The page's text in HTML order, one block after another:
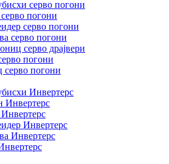
серво погони
погони
серво погони
серво погони
серво драјвери
погони
серво погони
Инвертерс
Инвертерс
Инвертерс
Инвертерс